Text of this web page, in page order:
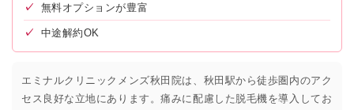
✓ 無料オプションが豊富
✓ 中途解約OK
エミナルクリニックメンズ秋田院は、秋田駅から徒歩圏内のアク
セス良好な立地にあります。痛みに配慮した脱毛機を導入してお